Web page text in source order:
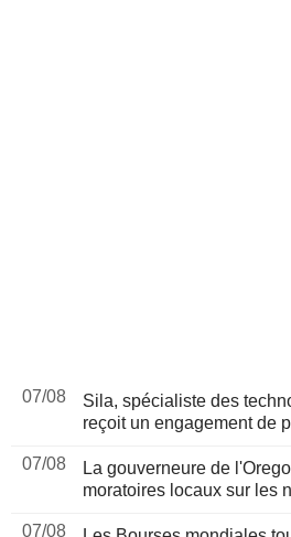
07/08
Sila, spécialiste des
reçoit un engagement de
07/08
La gouverneure de
moratoires locaux sur les
07/08